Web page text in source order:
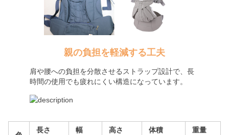
親の負担を軽減する工夫
肩や腰への負担を分散させるストラップ設計で、長
時間の使用でも疲れにくい構造になっています。
長さ
幅
高さ
体積
重量